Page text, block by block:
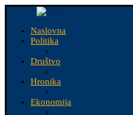
Naslovna
Politika
Društvo
Hronika
Ekonomija